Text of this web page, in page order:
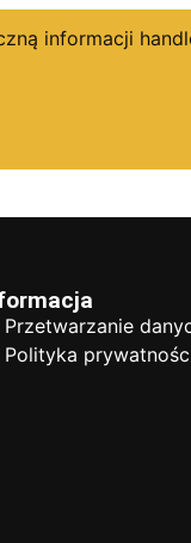
informacji
Przetwarzanie
Polityka